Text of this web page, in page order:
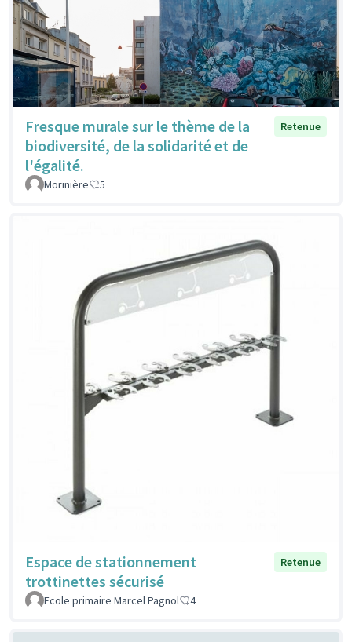
Fresque murale sur le thème de la
biodiversité, de la solidarité et de
l'égalité.
Retenue
Morinière 5
Espace de stationnement
trottinettes sécurisé
Retenue
Ecole primaire Marcel Pagnol 4